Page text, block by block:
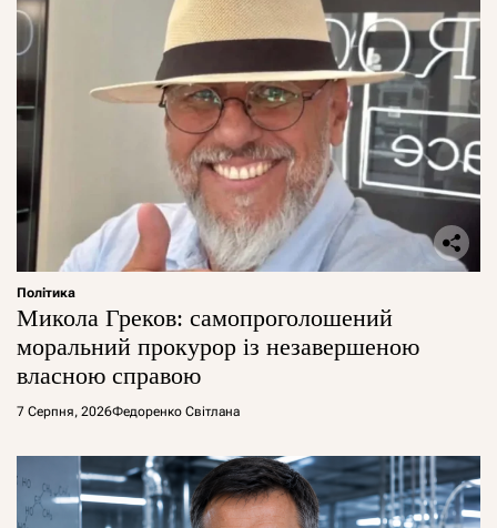
Політика
Микола Греков: самопроголошений
моральний прокурор із незавершеною
власною справою
7 Серпня, 2026Федоренко Світлана